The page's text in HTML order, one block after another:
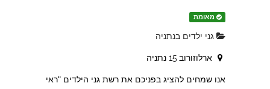
מאומת
גני ילדים בנתניה
ארלוזורוב 15 נתניה
אנו שמחים להציג בפניכם את רשת גני הילדים "ראי